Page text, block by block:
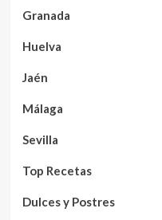
Granada
Huelva
Jaén
Málaga
Sevilla
Top Recetas
Dulces y Postres